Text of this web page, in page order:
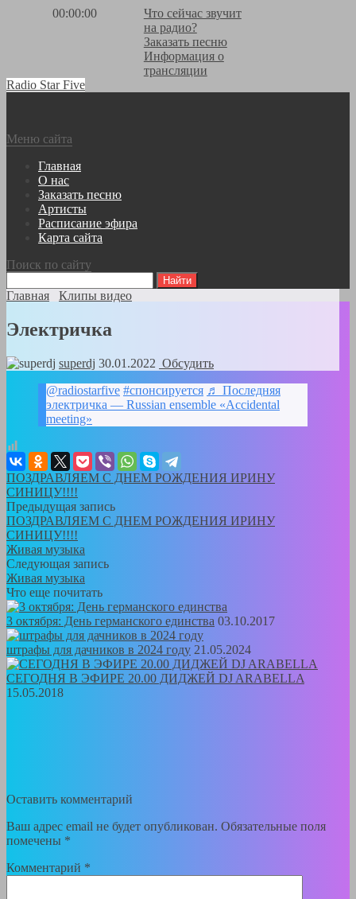
00:00:00
Что сейчас звучит
на радио?
Заказать песню
Информация о
трансляции
Radio Star Five
Меню сайта
Главная
О нас
Заказать песню
Артисты
Расписание эфира
Карта сайта
Поиск по сайту
Главная Клипы видео
Электричка
superdj 30.01.2022 Обсудить
@radiostarfive #спонсируется ♬ Последняя
электричка — Russian ensemble «Аccidental
meeting»
ПОЗДРАВЛЯЕМ С ДНЕМ РОЖДЕНИЯ ИРИНУ
СИНИЦУ!!!!
Предыдущая запись
ПОЗДРАВЛЯЕМ С ДНЕМ РОЖДЕНИЯ ИРИНУ
СИНИЦУ!!!!
Живая музыка
Следующая запись
Живая музыка
Что еще почитать
3 октября: День германского единства 03.10.2017
штрафы для дачников в 2024 году 21.05.2024
СЕГОДНЯ В ЭФИРЕ 20.00 ДИДЖЕЙ DJ ARABELLA
15.05.2018
Оставить комментарий
Ваш адрес email не будет опубликован. Обязательные поля
помечены *
Комментарий *